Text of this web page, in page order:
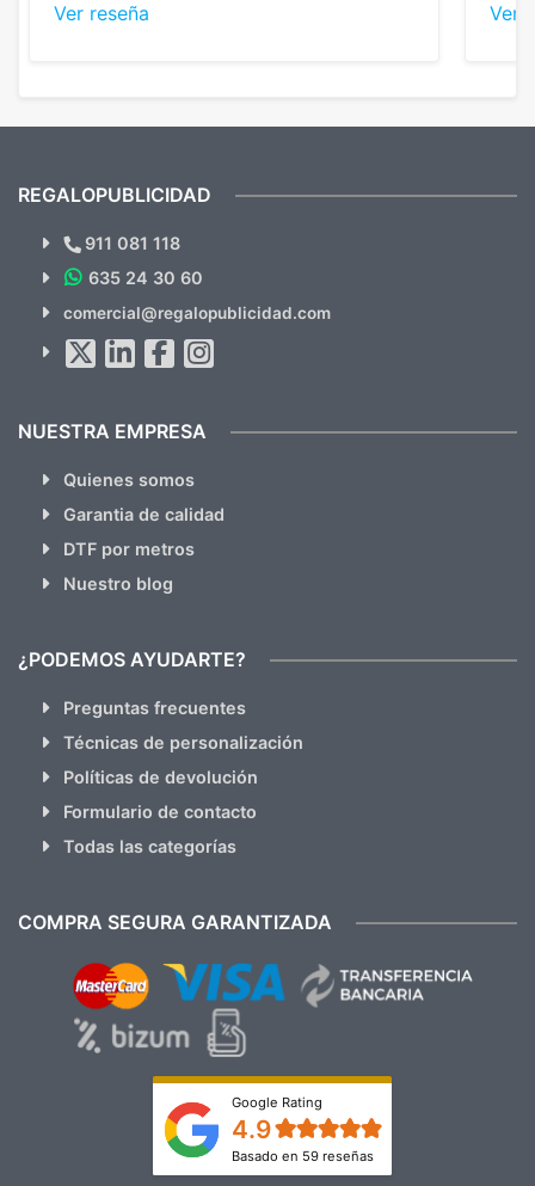
diferencia, con libretas de muy buena calidad
mandaron las miniaturas para
recomendables.
Ver reseña Ver
¿Quieres ver nuestras últimas
Novedades y Ofertas?
hacemos Spam)
REGALOPUBLICIDAD
911 081 118
635 24 30 60
comercial@regalopublicidad.com
NUESTRA EMPRESA
Quienes somos
Garantia de calidad
DTF por metros
Nuestro blog
¿PODEMOS AYUDARTE?
Preguntas frecuentes
Técnicas de personalización
Políticas de devolución
Formulario de contacto
Todas las categorías
COMPRA SEGURA GARANTIZADA
Google Rating
4.9
Basado en 59 reseñas